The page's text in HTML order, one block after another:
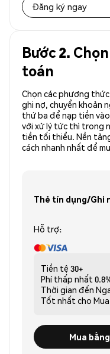
Đăng ký ngay
Bước 2.
toán
Chọn các phương
ghi nợ, chuyển khoản
thứ ba để nạp tiền
với xử lý tức thì trong
tiền tối thiểu. Nền
cách nhanh nhất để
Thẻ tín dụng/Ghi
Hỗ trợ:
Tiền tệ 30+
Phí thấp nhất
Thời gian đến
Tốt nhất cho
Mua